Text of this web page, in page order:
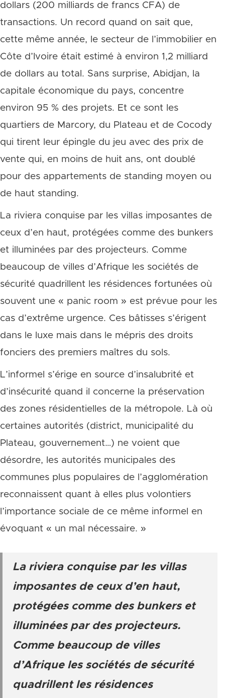
dollars (200 milliards de francs CFA) de
transactions. Un record quand on sait que,
cette même année, le secteur de l’immobilier en
Côte d’Ivoire était estimé à environ 1,2 milliard
de dollars au total. Sans surprise, Abidjan, la
capitale économique du pays, concentre
environ 95 % des projets. Et ce sont les
quartiers de Marcory, du Plateau et de Cocody
qui tirent leur épingle du jeu avec des prix de
vente qui, en moins de huit ans, ont doublé
pour des appartements de standing moyen ou
de haut standing.
La riviera conquise par les villas imposantes de
ceux d’en haut, protégées comme des bunkers
et illuminées par des projecteurs. Comme
beaucoup de villes d’Afrique les sociétés de
sécurité quadrillent les résidences fortunées où
souvent une « panic room » est prévue pour les
cas d’extrême urgence. Ces bâtisses s’érigent
dans le luxe mais dans le mépris des droits
fonciers des premiers maîtres du sols.
L’informel s’érige en source d’insalubrité et
d’insécurité quand il concerne la préservation
des zones résidentielles de la métropole. Là où
certaines autorités (district, municipalité du
Plateau, gouvernement…) ne voient que
désordre, les autorités municipales des
communes plus populaires de l’agglomération
reconnaissent quant à elles plus volontiers
l’importance sociale de ce même informel en
évoquant « un mal nécessaire. »
La riviera conquise par les villas
imposantes de ceux d’en haut,
protégées comme des bunkers et
illuminées par des projecteurs.
Comme beaucoup de villes
d’Afrique les sociétés de sécurité
quadrillent les résidences